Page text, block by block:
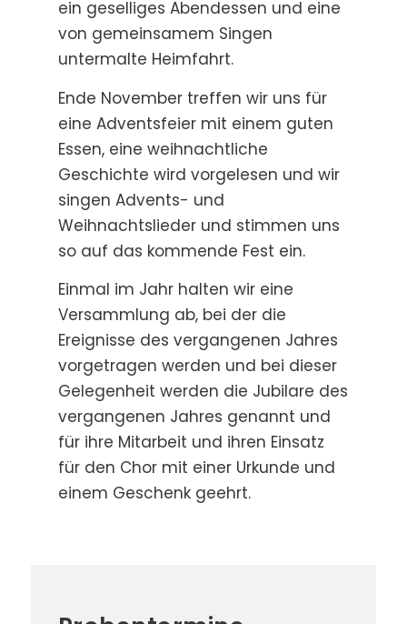
ein geselliges Abendessen und eine
von gemeinsamem Singen
untermalte Heimfahrt.
Ende November treffen wir uns für
eine Adventsfeier mit einem guten
Essen, eine weihnachtliche
Geschichte wird vorgelesen und wir
singen Advents- und
Weihnachtslieder und stimmen uns
so auf das kommende Fest ein.
Einmal im Jahr halten wir eine
Versammlung ab, bei der die
Ereignisse des vergangenen Jahres
vorgetragen werden und bei dieser
Gelegenheit werden die Jubilare des
vergangenen Jahres genannt und
für ihre Mitarbeit und ihren Einsatz
für den Chor mit einer Urkunde und
einem Geschenk geehrt.